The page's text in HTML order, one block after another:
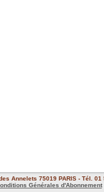
Annelets 75019 PARIS - Tél. 01
Générales d'Abonnement